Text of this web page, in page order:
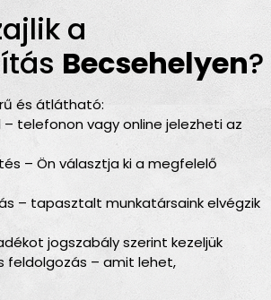
a
Becsehelyen?
és átlátható:
telefonon vagy online jelezheti az
– Ön választja ki a megfelelő
– tapasztalt munkatársaink elvégzik
jogszabály szerint kezeljük
feldolgozás – amit lehet,